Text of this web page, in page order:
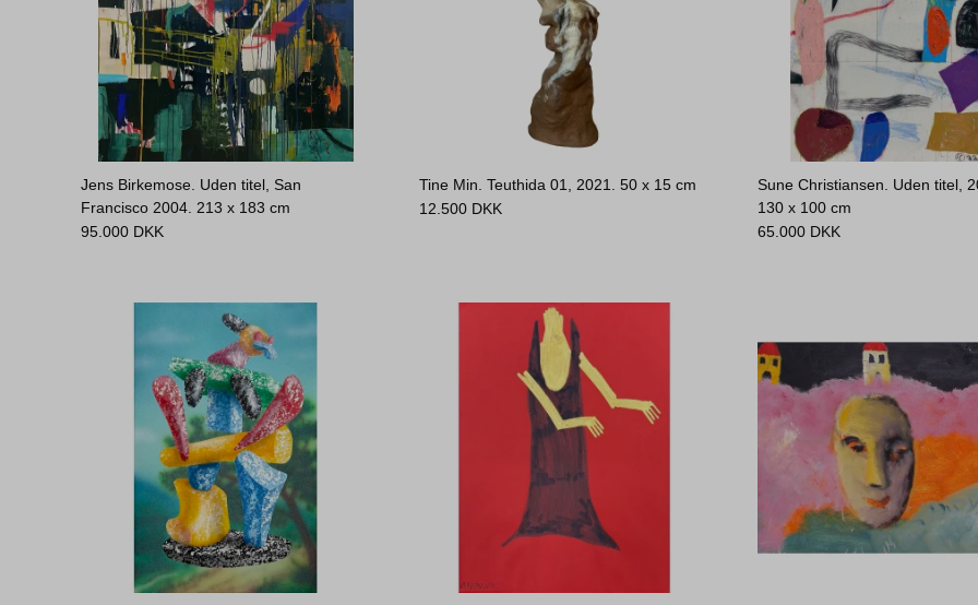
Jens Birkemose. Uden titel, San
Francisco 2004. 213 x 183 cm
95.000 DKK
Tine Min. Teuthida 01, 2021.50 x 15 cm
12.500 DKK
Sune Christiansen. Uden titel,
130 x 100 cm
65.000 DKK